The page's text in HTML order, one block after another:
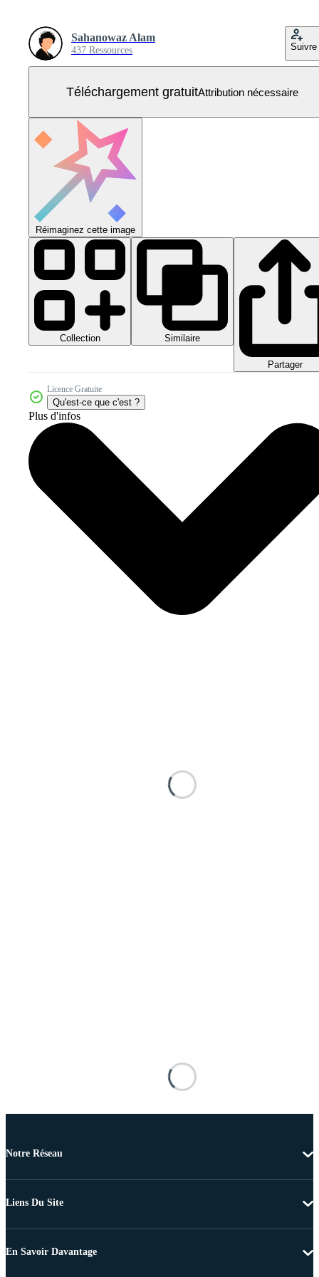
Sahanowaz Alam
437 Ressources Suivre
Téléchargement gratuitAttribution nécessaire
Réimaginez cette image
Collection Similaire
Partager
Licence Gratuite
Qu'est-ce que c'est ?
Plus d'infos
Notre Réseau
Liens Du Site
En Savoir Davantage